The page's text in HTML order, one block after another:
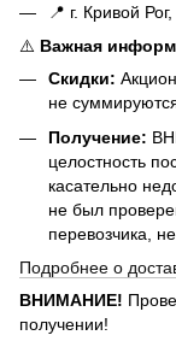
📍 г. Кривой
⚠️ Важная
Скидки:
не
Получение:
целостность
касательно
не был
перевозчика,
Подробнее о
ВНИМАНИЕ!
получении!